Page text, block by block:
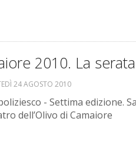
2010. La
24 AGOSTO 2010
- Settima edizione.
dell’Olivo di Camaiore